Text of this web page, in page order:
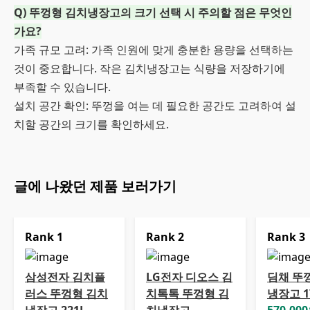
Q) 뚜껑형 김치냉장고의 크기 선택 시 주의할 점은 무엇인
가요?
가족 규모 고려: 가족 인원에 맞게 충분한 용량을 선택하는
것이 중요합니다. 작은 김치냉장고는 식량을 저장하기에
부족할 수 있습니다.
설치 공간 확인: 뚜껑을 여는 데 필요한 공간도 고려하여 설
치할 공간의 크기를 확인하세요.
글에 나왔던 제품 보러가기
Rank 1
삼성전자 김치플
러스 뚜껑형 김치
Rank2
LG전자 디오스 김
치톡톡 뚜껑형 김
Rank3
딤채 뚜
냉장고